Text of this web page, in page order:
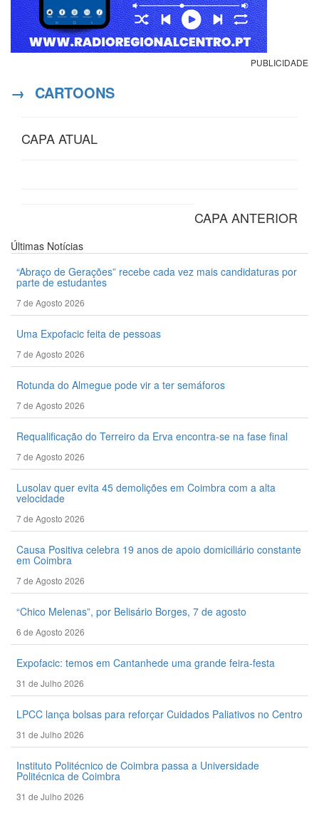
PUBLICIDADE
→ CARTOONS
CAPA ATUAL
CAPA ANTERIOR
Últimas Notícias
“Abraço de Gerações” recebe cada vez mais candidaturas por
parte de estudantes
7 de Agosto 2026
Uma Expofacic feita de pessoas
7 de Agosto 2026
Rotunda do Almegue pode vir a ter semáforos
7 de Agosto 2026
Requalificação do Terreiro da Erva encontra-se na fase final
7 de Agosto 2026
Lusolav quer evita 45 demolições em Coimbra com a alta
velocidade
7 de Agosto 2026
Causa Positiva celebra 19 anos de apoio domiciliário constante
em Coimbra
7 de Agosto 2026
“Chico Melenas”, por Belisário Borges, 7 de agosto
6 de Agosto 2026
Expofacic: temos em Cantanhede uma grande feira-festa
31 de Julho 2026
LPCC lança bolsas para reforçar Cuidados Paliativos no Centro
31 de Julho 2026
Instituto Politécnico de Coimbra passa a Universidade
Politécnica de Coimbra
31 de Julho 2026